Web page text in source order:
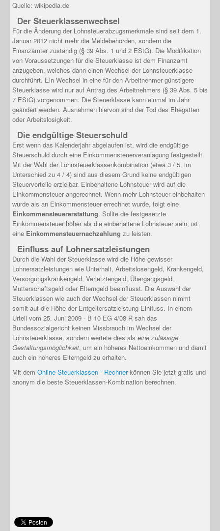
Quelle: wikipedia.de
Der Steuerklassenwechsel
Für die Änderung der Lohnsteuerabzugsmerkmale sind seit dem 1.
Januar 2012 nicht mehr die Meldebehörden, sondern die
Finanzämter zuständig (§ 39 Abs. 1 und 2 EStG). Die Modifikation
von Voraussetzungen für die Steuerklasse ist dem Finanzamt
anzugeben, welches dann einen Wechsel der Lohnsteuerklasse
durchführt. Ein Wechsel in eine für den Arbeitnehmer günstigere
Steuerklasse wird nur auf Antrag des Arbeitnehmers (§ 39 Abs. 5 bis
7 EStG) vorgenommen. Die Steuerklasse kann einmal im Jahr
geändert werden. Ausnahmen hiervon sind der Tod des Ehegatten
oder Arbeitslosigkeit.
Die endgültige Steuerschuld
Erst wenn das Kalenderjahr abgelaufen ist, wird die endgültige
Steuerschuld durch eine Einkommensteuerveranlagung festgestellt.
Mit der Wahl der Lohnsteuerklassenkombination (etwa 3 / 5, im
Unterschied zu 4 / 4) sind aus diesem Grund keine endgültigen
Steuervorteile erzielbar. Einbehaltene Lohnsteuer wird auf die
Einkommensteuer angerechnet. Wenn mehr Lohnsteuer einbehalten
wurde als an Einkommensteuer errechnet wurde, folgt eine
Einkommensteuererstattung. Sollte die festgesetzte
Einkommensteuer höher als die einbehaltene Lohnsteuer sein, ist
eine Einkommensteuernachzahlung zu leisten.
Einfluss auf Lohnersatzleistungen
Durch die Wahl der Steuerklasse wird die Höhe gewisser
Lohnersatzleistungen wie Unterhalt, Arbeitslosengeld, Krankengeld,
Versorgungskrankengeld, Verletztengeld, Übergangsgeld,
Mutterschaftsgeld oder Elterngeld beeinflusst. Die Auswahl der
Steuerklassen wie auch der Wechsel der Steuerklassen nimmt
somit auf die Höhe der Entgeltersatzleistung Einfluss. In einem
Urteil vom 25. Juni 2009 - B 10 EG 4/08 R sah das
Bundessozialgericht keinen Missbrauch im Wechsel der
Lohnsteuerklasse, sondern wertete dies als eine zulässige
Gestaltungsmöglichkeit, um ein höheres Nettoeinkommen und damit
auch ein höheres Elterngeld zu erhalten.
Mit dem Online-Steuerklassen - Rechnerkönnen Sie jetzt gratis und
anonym die beste Steuerklassen-Kombination berechnen.